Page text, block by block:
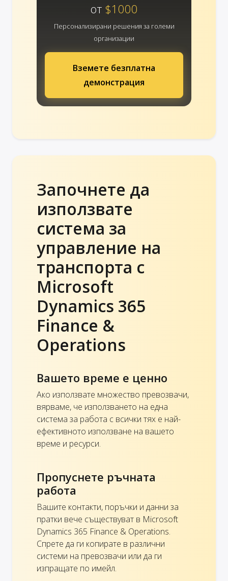
от $1000
Персонализирани решения за големи
организации
Вземете безплатна
демонстрация
Започнете да
използвате
система за
управление на
транспорта с
Microsoft
Dynamics 365
Finance &
Operations
Вашето време е ценно
Ако използвате множество превозвачи,
вярваме, че използването на една
система за работа с всички тях е най-
ефективното използване на вашето
време и ресурси.
Пропуснете ръчната
работа
Вашите контакти, поръчки и данни за
пратки вече съществуват в Microsoft
Dynamics 365 Finance & Operations.
Спрете да ги копирате в различни
системи на превозвачи или да ги
изпращате по имейл.